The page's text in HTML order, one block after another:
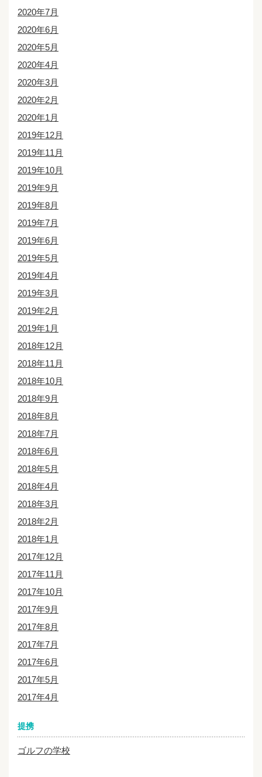
2020年7月
2020年6月
2020年5月
2020年4月
2020年3月
2020年2月
2020年1月
2019年12月
2019年11月
2019年10月
2019年9月
2019年8月
2019年7月
2019年6月
2019年5月
2019年4月
2019年3月
2019年2月
2019年1月
2018年12月
2018年11月
2018年10月
2018年9月
2018年8月
2018年7月
2018年6月
2018年5月
2018年4月
2018年3月
2018年2月
2018年1月
2017年12月
2017年11月
2017年10月
2017年9月
2017年8月
2017年7月
2017年6月
2017年5月
2017年4月
提携
ゴルフの学校